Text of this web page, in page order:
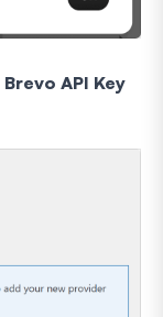
Brevo API Key